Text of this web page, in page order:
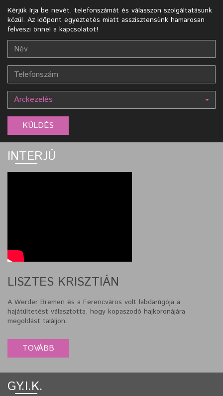
Kérjük írja be nevét, telefonszámát és válasszon szolgáltatásunk
közül. Az időpont egyeztetés miatt asszisztensünk hamarosan
felveszi önnel a kapcsolatot!
Arckezelés
INTERJÚ
LISZTES KRISZTIÁN
A Werder Bremen és a Ferencváros volt labdarúgója a
hajátültetést választotta, hogy kopaszodó hajkoronájára
megoldást találjon.
GY.I.K.